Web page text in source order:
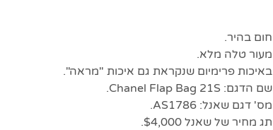
חום בהיר.
מעור טלה מלא.
באיכות פרימיום שנקראת גם איכות "מראה".
שם הדגם: ️Chanel Flap Bag 21S.
מס' דגם שאנל: AS1786.
תג מחיר של שאנל $4,000.